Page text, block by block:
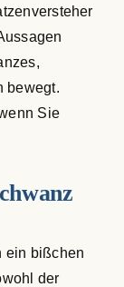
bewegt.
Sie
ein bißchen
der